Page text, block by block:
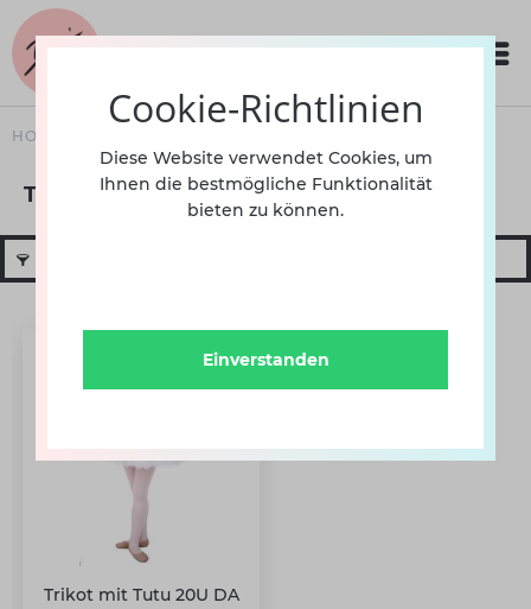
HOME
Tutus
Trikot mit Tutu 20U DA
Cookie-Richtlinien
Diese Website verwendet Cookies, um
Ihnen die bestmögliche Funktionalität
bieten zu können.
Einverstanden